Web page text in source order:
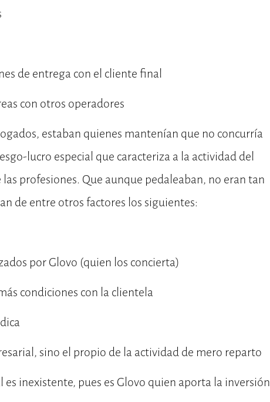
de entrega con el cliente final
con otros operadores
estaban quienes mantenían que no concurría
lucro especial que caracteriza a la actividad del
profesiones. Que aunque pedaleaban, no eran tan
de entre otros factores los siguientes:
por Glovo (quien los concierta)
condiciones con la clientela
sino el propio de la actividad de mero reparto
es inexistente, pues es Glovo quien aporta la inversión